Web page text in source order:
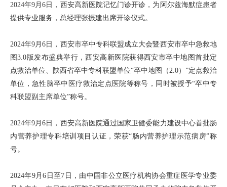
2024年9月6日，西安高新医院记忆门诊开诊，为阿尔兹海默症患者
提供专业服务，总经理张振建出席开诊仪式。
2024年9月6日，西安市卒中专科联盟成立大会暨西安市卒中急救地
图3.0版发布盛典举行，西安高新医院获得西安市卒中地图首批定
点救治单位、陕西省卒中专科联盟单位“卒中地图（2.0）”定点救治
单位，急性脑卒中医疗救治定点医院等称号，同时被授予“卒中专
科联盟副主席单位”称号。
2024年9月6日，西安高新医院通过国家卫健委能力建设中心首批肠
内营养护理专科培训项目认证，荣获“肠内营养护理示范病房”称
号。
2024年9月6日至7日，由中国非公立医疗机构协会重症医学专业委